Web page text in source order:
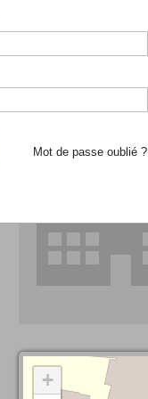
recherche d'école
+
Mot de passe oublié ?